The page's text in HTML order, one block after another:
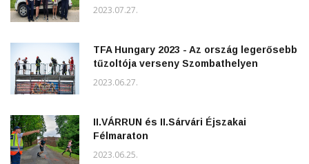
2023.07.27.
TFA Hungary 2023 - Az ország legerősebb
tűzoltója verseny Szombathelyen
2023.06.27.
II.VÁRRUN és II.Sárvári Éjszakai
Félmaraton
2023.06.25.